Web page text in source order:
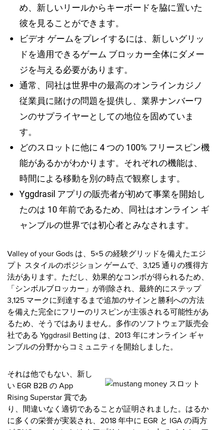
め、新しいリールからキーボードを脇に置いた
彼を見ることができます。
ビデオ ゲームをプレイするには、新しいグリッ
ドを適用できるゲーム ブロッカー全体にダメー
ジを与える必要があります。
通常、同社は世界中の最高のオンラインカジノ
従業員に賭けの問題を提供し、業界ナンバーワ
ンのサプライヤーとしての地位を固めていま
す。
どのスロットに他に 4 つの 100% フリースピン機
能があるかがわかります。それぞれの機能は、
時間による移動を別の時点で観察します。
Yggdrasil アプリの販売者が初めて事業を開始し
たのは 10 年前であるため、同社はオンライン ギ
ャンブルの世界では初心者とみなされます。
Valley of your Gods は、5×5 の経験グリッドを備えたエジ
プト スタイルのポジション ゲームで、3,125 通りの獲得方
法があります。ただし、効果的なコンボが得られるため、
「シンボルブロッカー」が削除され、最終的にステップ
3,125 マークに到達するまで追加のサインと勝利への方法
を備えた完全にフリーのリスピンが主張される可能性があ
るため、そうではありません。多作のソフトウェア販売会
社である Yggdrasil Betting は、2013 年にオンライン ギャ
ンブルの分野からコミュニティを開始しました。
それは他でもない、新し
い EGR B2B の App
Rising Superstar 賞であ
り、間違いなく適切であることが証明されました。はるか
に多くの栄誉が実装され、2018 年中に EGR と IGA の両方